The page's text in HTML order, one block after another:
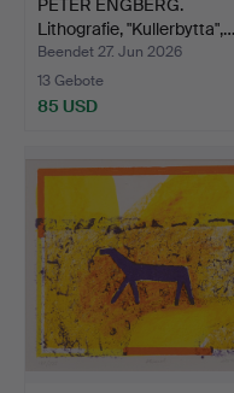
PETER ENGBERG.
Lithografie, "Kullerbytta",…
Beendet 27. Jun 2026
13 Gebote
85 USD